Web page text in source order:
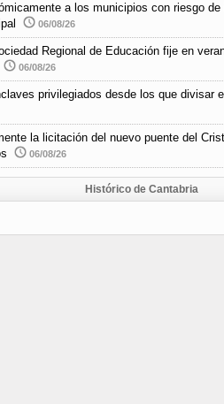
a los municipios con riesgo
06/08/26
Regional de Educación fije en
06/08/26
privilegiados desde los que divisar
la licitación del nuevo puente del
06/08/26
Histórico de Cantabria